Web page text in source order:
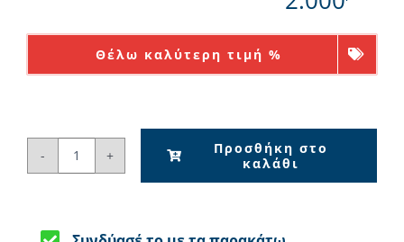
Θέλω καλύτερη τιμή %
Riello
25
Προσθήκη στο
καλάθι